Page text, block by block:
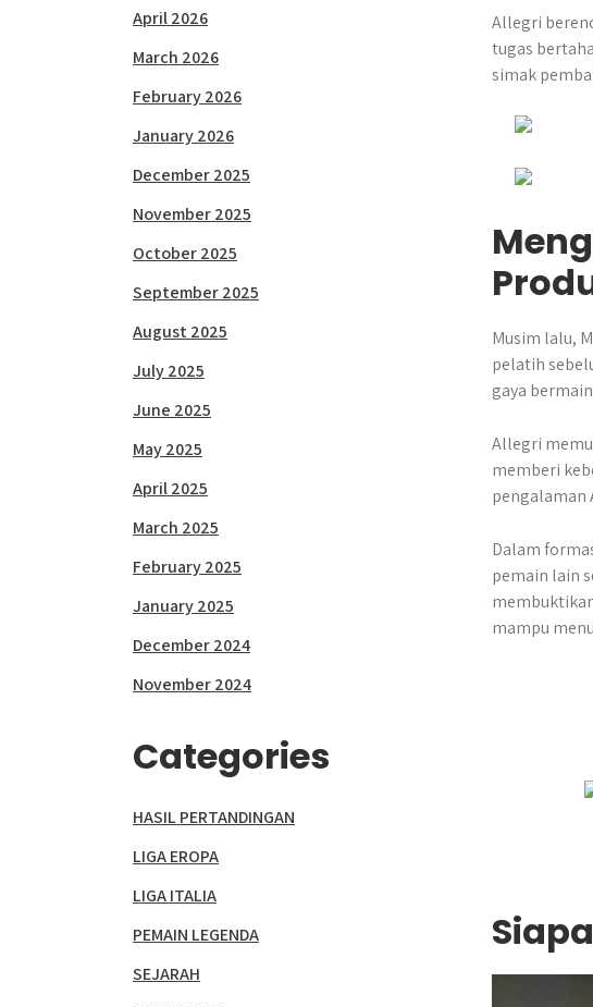
Allegri
tugas
simak
Musim lalu,
pelatih
gaya
Allegri
memberi
pengalaman
Dalam
pemain lain
mampu
April 2026
March 2026
February 2026
January 2026
December 2025
November 2025
October 2025
September 2025
August 2025
July 2025
June 2025
May 2025
April 2025
March 2025
February 2025
January 2025
December 2024
November 2024
Categories
HASIL PERTANDINGAN
LIGA EROPA
LIGA ITALIA
PEMAIN LEGENDA
SEJARAH